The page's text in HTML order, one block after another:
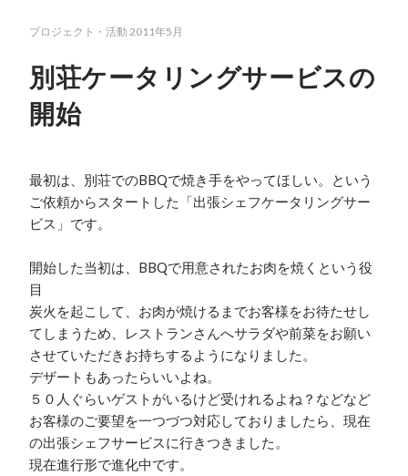
プロジェクト・活動 2011年5月
別荘ケータリングサービスの
開始
最初は、別荘でのBBQで焼き手をやってほしい。という
ご依頼からスタートした「出張シェフケータリングサー
ビス」です。
開始した当初は、BBQで用意されたお肉を焼くという役
目
炭火を起こして、お肉が焼けるまでお客様をお待たせし
てしまうため、レストランさんへサラダや前菜をお願い
させていただきお持ちするようになりました。
デザートもあったらいいよね。
５０人ぐらいゲストがいるけど受けれるよね？などなど
お客様のご要望を一つづつ対応しておりましたら、現在
の出張シェフサービスに行きつきました。
現在進行形で進化中です。